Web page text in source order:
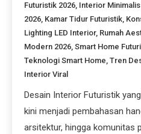
Futuristik 2026, Interior
2026, Kamar Tidur Futuristik,
Lighting LED Interior, Rumah
Modern 2026,Smart Home
Teknologi Smart Home,Tren
Interior Viral
Desain Interior Futuristik
kini menjadi pembahasan
arsitektur, hingga komunitas